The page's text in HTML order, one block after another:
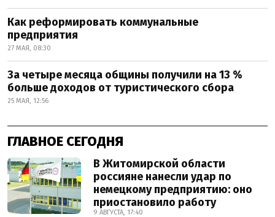
Как реформировать коммунальные
предприятия
27 МАЯ, 08:30
За четыре месяца общины получили на 13 %
больше доходов от туристического сбора
25 МАЯ, 12:56
ГЛАВНОЕ СЕГОДНЯ
В Житомирской области
россияне нанесли удар по
немецкому предприятию: оно
приостановило работу
9 АВГУСТА, 17:40